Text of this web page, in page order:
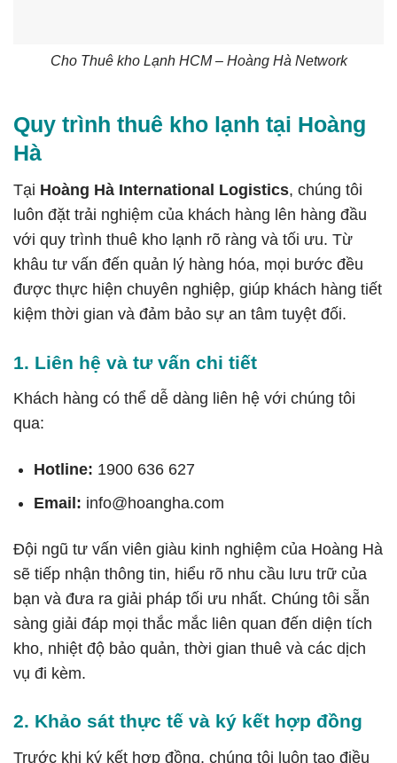
Cho Thuê kho Lạnh HCM – Hoàng Hà Network
Quy trình thuê kho lạnh tại Hoàng
Hà
Tại Hoàng Hà International Logistics, chúng tôi
luôn đặt trải nghiệm của khách hàng lên hàng đầu
với quy trình thuê kho lạnh rõ ràng và tối ưu. Từ
khâu tư vấn đến quản lý hàng hóa, mọi bước đều
được thực hiện chuyên nghiệp, giúp khách hàng tiết
kiệm thời gian và đảm bảo sự an tâm tuyệt đối.
1. Liên hệ và tư vấn chi tiết
Khách hàng có thể dễ dàng liên hệ với chúng tôi
qua:
Hotline: 1900 636 627
Email: info@hoangha.com
Đội ngũ tư vấn viên giàu kinh nghiệm của Hoàng Hà
sẽ tiếp nhận thông tin, hiểu rõ nhu cầu lưu trữ của
bạn và đưa ra giải pháp tối ưu nhất. Chúng tôi sẵn
sàng giải đáp mọi thắc mắc liên quan đến diện tích
kho, nhiệt độ bảo quản, thời gian thuê và các dịch
vụ đi kèm.
2. Khảo sát thực tế và ký kết hợp đồng
Trước khi ký kết hợp đồng, chúng tôi luôn tạo điều